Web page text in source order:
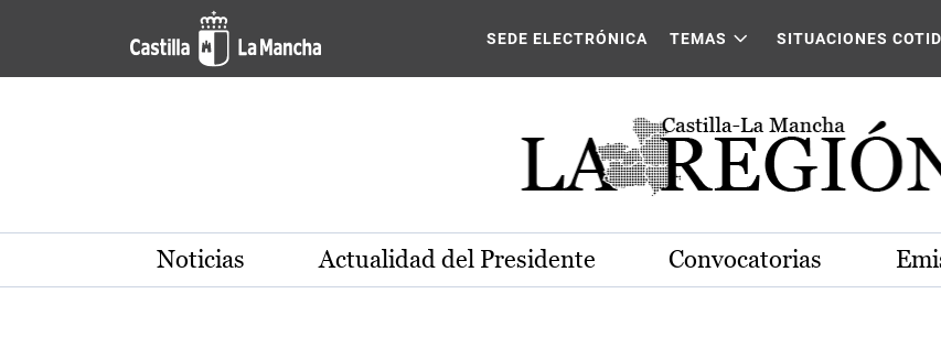
Pasar al contenido principal
SEDE ELECTRÓNICA TEMAS SITUACIONES
Noticias Actualidad del Presidente Convocatorias